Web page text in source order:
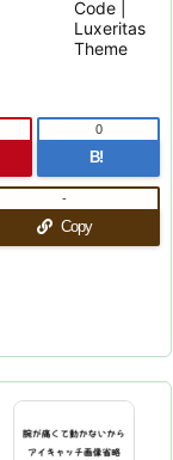
B!
0
Copy
-